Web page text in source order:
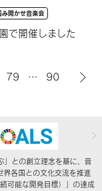
聞かせ音楽会
で開催しました
79 … 90
」との創立理念を基に、音
界各国との文化交流を推進
可能な開発目標）」の達成